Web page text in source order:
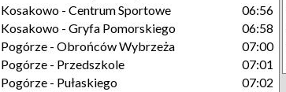
Kosakowo - Centrum Sportowe
06:56
Kosakowo - Gryfa Pomorskiego
06:58
Pogórze - Obrońców Wybrzeża
07:00
Pogórze - Przedszkole
07:01
Pogórze - Pułaskiego
07:02